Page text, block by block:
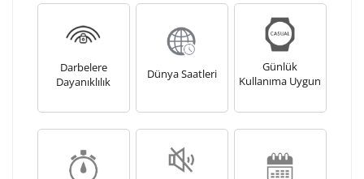
Kişiselleştirilmiş ürünlerin teslim süresi gravür işleme
sebebi ile 1-2 iş günü uzamaktadır. Gravür İşlemi
tamamlandıktan sonra siparişiniz kargoya verilecektir.
Kişiselleştirilmiş
iade ve değişim
Darbelere
Dayanıklılık
Dünya Saatleri
Günlük
Kullanıma Uygun